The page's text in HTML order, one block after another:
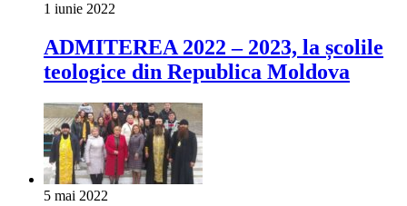
1 iunie 2022
ADMITEREA 2022 – 2023, la școlile
teologice din Republica Moldova
5 mai 2022